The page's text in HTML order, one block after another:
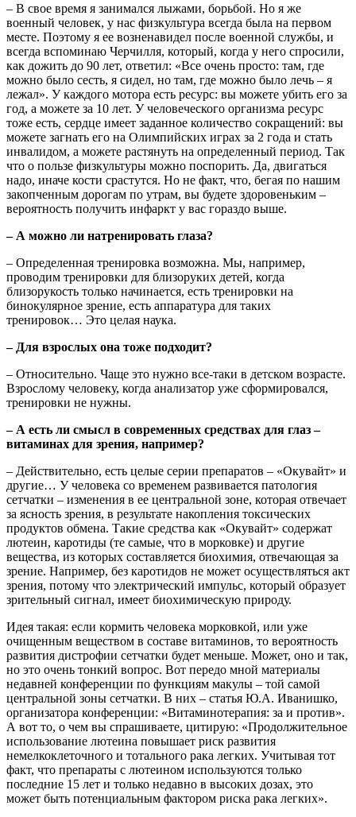
– В свое время я занимался лыжами, борьбой. Но я же
военный человек, у нас физкультура всегда была на первом
месте. Поэтому я ее возненавидел после военной службы, и
всегда вспоминаю Черчилля, который, когда у него спросили,
как дожить до 90 лет, ответил: «Все очень просто: там, где
можно было сесть, я сидел, но там, где можно было лечь – я
лежал». У каждого мотора есть ресурс: вы можете убить его за
год, а можете за 10 лет. У человеческого организма ресурс
тоже есть, сердце имеет заданное количество сокращений: вы
можете загнать его на Олимпийских играх за 2 года и стать
инвалидом, а можете растянуть на определенный период. Так
что о пользе физкультуры можно поспорить. Да, двигаться
надо, иначе кости срастутся. Но не факт, что, бегая по нашим
закопченным дорогам по утрам, вы будете здоровеньким –
вероятность получить инфаркт у вас гораздо выше.
– А можно ли натренировать глаза?
– Определенная тренировка возможна. Мы, например,
проводим тренировки для близоруких детей, когда
близорукость только начинается, есть тренировки на
бинокулярное зрение, есть аппаратура для таких
тренировок… Это целая наука.
– Для взрослых она тоже подходит?
– Относительно. Чаще это нужно все-таки в детском возрасте.
Взрослому человеку, когда анализатор уже сформировался,
тренировки не нужны.
– А есть ли смысл в современных средствах для глаз –
витаминах для зрения, например?
– Действительно, есть целые серии препаратов – «Окувайт» и
другие… У человека со временем развивается патология
сетчатки – изменения в ее центральной зоне, которая отвечает
за ясность зрения, в результате накопления токсических
продуктов обмена. Такие средства как «Окувайт» содержат
лютеин, каротиды (те самые, что в морковке) и другие
вещества, из которых составляется биохимия, отвечающая за
зрение. Например, без каротидов не может осуществляться акт
зрения, потому что электрический импульс, который образует
зрительный сигнал, имеет биохимическую природу.
Идея такая: если кормить человека морковкой, или уже
очищенным веществом в составе витаминов, то вероятность
развития дистрофии сетчатки будет меньше. Может, оно и так,
но это очень тонкий вопрос. Вот передо мной материалы
недавней конференции по функциям макулы – той самой
центральной зоны сетчатки. В них – статья Ю.А. Иванишко,
организатора конференции: «Витаминотерапия: за и против».
А вот то, о чем вы спрашиваете, цитирую: «Продолжительное
использование лютеина повышает риск развития
немелкоклеточного и тотального рака легких. Учитывая тот
факт, что препараты с лютеином используются только
последние 15 лет и только недавно в высоких дозах, это
может быть потенциальным фактором риска рака легких».